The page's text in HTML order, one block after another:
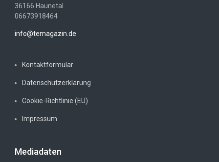
36166 Haunetal
06673918464
info@temagazin.de
Kontaktformular
Datenschutzerklärung
Cookie-Richtlinie (EU)
Impressum
Mediadaten